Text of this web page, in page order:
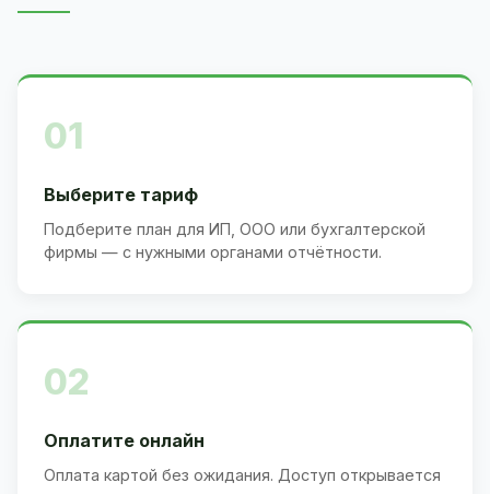
01
Выберите тариф
Подберите план для ИП, ООО или бухгалтерской
фирмы — с нужными органами отчётности.
02
Оплатите онлайн
Оплата картой без ожидания. Доступ открывается